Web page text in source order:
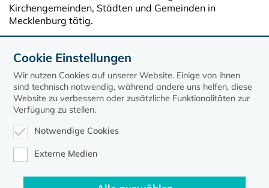
Kirchengemeinden, Städten und Gemeinden in
Mecklenburg tätig.
Stiftungen etc. finden sich unter dem Thema Stiften
gehen.
Cookie Einstellungen
Wir nutzen Cookies auf unserer Website. Einige von ihnen
sind technisch notwendig, während andere uns helfen, diese
Website zu verbessern oder zusätzliche Funktionalitäten zur
Verfügung zu stellen.
Notwendige Cookies
Externe Medien